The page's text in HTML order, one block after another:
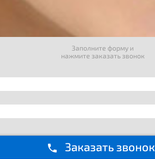
Заполните форму и
нажмите заказать звонок
Заказать звонок